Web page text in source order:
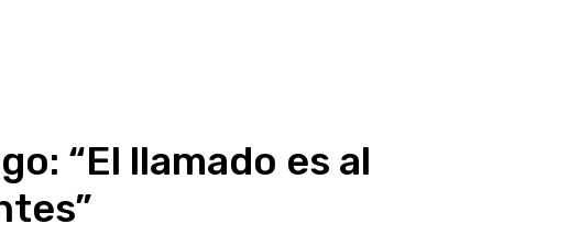
“El llamado es al